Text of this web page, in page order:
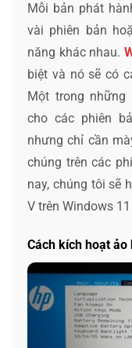
Mỗi bản phát
vài phiên bản
năng khác nhau.
biệt và nó sẽ có
Một trong những
cho các phiên
nhưng chỉ cần
chúng trên các
nay, chúng tôi sẽ
V trên Windows
Cách kích hoạt ảo